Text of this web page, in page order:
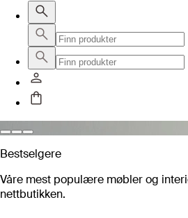
Bestselgere
Våre mest populære møbler og
nettbutikken.